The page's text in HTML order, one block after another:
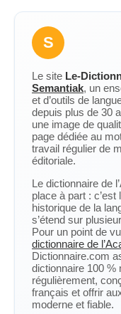
S
Le site Le-
Semantiak, un
et d’outils de
depuis plus de 30
une image de
page dédiée au
travail régulier de
éditoriale.
Le dictionnaire de
place à part :
historique de la
s’étend sur
Pour un point de
dictionnaire de
Dictionnaire.com
dictionnaire 100 %
régulièrement,
français et offrir
moderne et fiable.